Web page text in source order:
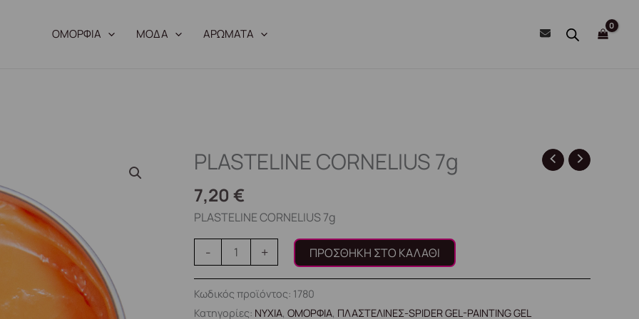
ΟΜΟΡΦΙΑ ΜΟΔΑ ΑΡΩΜΑΤΑ
PLASTELINE CORNELIUS 7g
7,20€
PLASTELINE CORNELIUS 7g
-
PLASTELINE
7g
ποσότητα
+ ΠΡΟΣΘΉΚΗ ΣΤΟ ΚΑΛΆΘΙ
Κωδικός προϊόντος: 1780
Κατηγορίες: ΝΥΧΙΑ,ΟΜΟΡΦΙΑ, ΠΛΑΣΤΕΛΙΝΕΣ-SPIDER GEL-PAINTING GEL